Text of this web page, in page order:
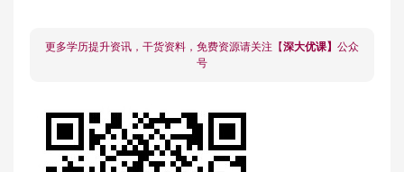
更多学历提升资讯，干货资料，免费资源请关注【深大优课】 公众
号